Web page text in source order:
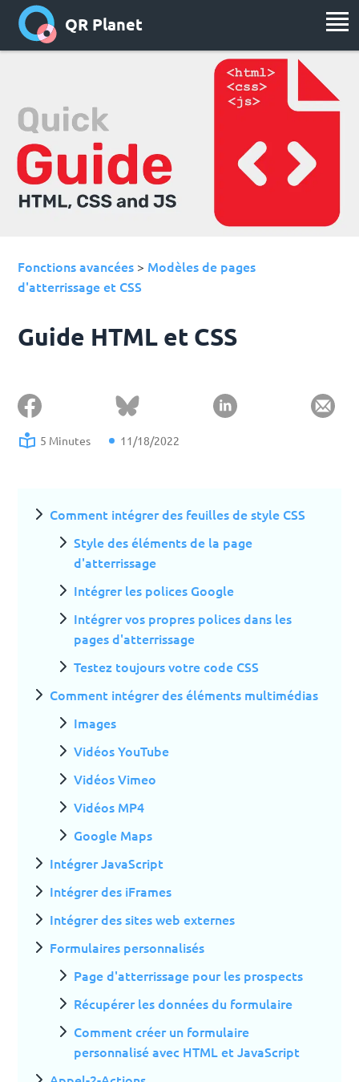
QR Planet
Fonctions avancées > Modèles de pages
d'atterrissage et CSS
Guide HTML et CSS
5 Minutes 11/18/2022
Comment intégrer des feuilles de style CSS
Style des éléments de la page
d'atterrissage
Intégrer les polices Google
Intégrer vos propres polices dans les
pages d'atterrissage
Testez toujours votre code CSS
Comment intégrer des éléments multimédias
Images
Vidéos YouTube
Vidéos Vimeo
Vidéos MP4
Google Maps
Intégrer JavaScript
Intégrer des iFrames
Intégrer des sites web externes
Formulaires personnalisés
Page d'atterrissage pour les prospects
Récupérer les données du formulaire
Comment créer un formulaire
personnalisé avec HTML et JavaScript